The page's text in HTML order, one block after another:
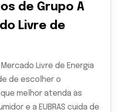
de Grupo A
Livre de
Livre de Energia
de escolher o
melhor atenda às
e a EUBRAS cuida de